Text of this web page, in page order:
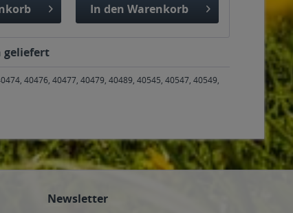
In den Warenkorb
geliefert
40476, 40477, 40479, 40489, 40545, 40547, 40549,
Newsletter